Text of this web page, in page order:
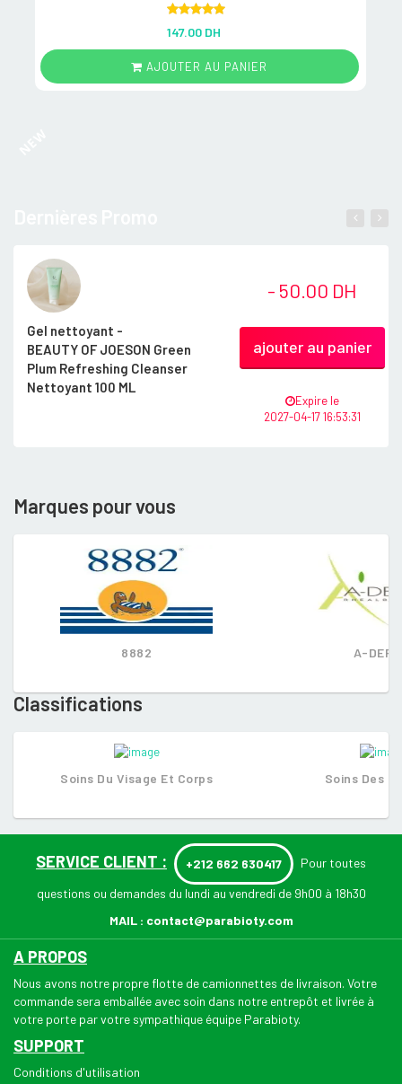
out of 5
147.00 DH
AJOUTER AU PANIER
Gel nettoyant -
BEAUTY OF JOESON Green
Plum Refreshing Cleanser
Nettoyant 100 ML
- 50.00 DH
ajouter au panier
Expire le
2027-04-17 16:53:31
Marques pour vous
8882 A-
Classifications
Soins Du Visage Et Corps Soins Des
SERVICE CLIENT : +212 662 630417 Pour toutes
questions ou demandes du lundi au vendredi de 9h00 à 18h30
MAIL : contact@parabioty.com
A PROPOS
Nous avons notre propre flotte de camionnettes de livraison. Votre
commande sera emballée avec soin dans notre entrepôt et livrée à
votre porte par votre sympathique équipe Parabioty.
SUPPORT
Conditions d'utilisation